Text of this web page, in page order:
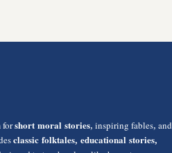
forshort moral stories, inspiring fables, and
classic folktales, educational stories,